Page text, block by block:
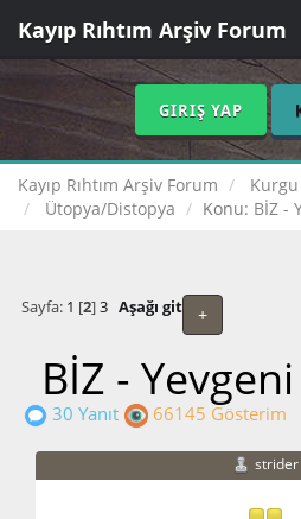
Kayıp Rıhtım Arşiv Forum
GIRIŞ YAP
Kayıp Rıhtım Arşiv Forum
Kurgu
Ütopya/Distopya
Konu: BİZ -
+
Sayfa: 1 [2]3 Aşağı git
BİZ -
30 Yanıt 66145 Gösterim
strider